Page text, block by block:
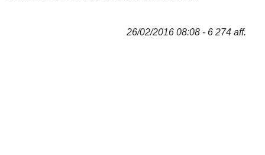
26/02/2016 08:08 - 6 274 aff.